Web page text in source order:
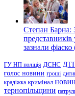
Степан Барна:
представників
зазнали
ГУ НП поліція ДСНС
голос новини гроші
крадіжка кримінал
тернопільщини